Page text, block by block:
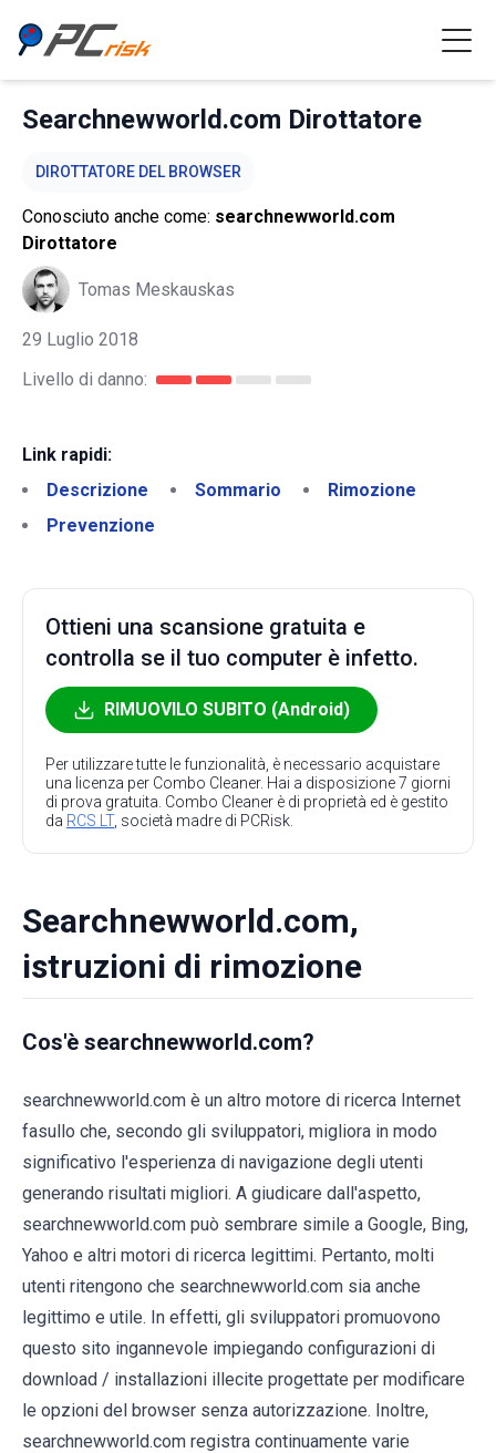
Searchnewworld.com Dirottatore
DIROTTATORE DEL BROWSER
Conosciuto anche come: searchnewworld.com
Dirottatore
Tomas Meskauskas
29 Luglio 2018
Livello di danno:
Link rapidi:
Descrizione
Sommario
Rimozione
Prevenzione
Ottieni una scansione gratuita e
controlla se il tuo computer è infetto.
RIMUOVILO SUBITO (Android)
Per utilizzare tutte le funzionalità, è necessario acquistare
una licenza per Combo Cleaner. Hai a disposizione 7 giorni
di prova gratuita. Combo Cleaner è di proprietà ed è gestito
da RCS LT, società madre di PCRisk.
Searchnewworld.com,
istruzioni di rimozione
Cos'è searchnewworld.com?
searchnewworld.com è un altro motore di ricerca Internet
fasullo che, secondo gli sviluppatori, migliora in modo
significativo l'esperienza di navigazione degli utenti
generando risultati migliori. A giudicare dall'aspetto,
searchnewworld.com può sembrare simile a Google, Bing,
Yahoo e altri motori di ricerca legittimi. Pertanto, molti
utenti ritengono che searchnewworld.com sia anche
legittimo e utile. In effetti, gli sviluppatori promuovono
questo sito ingannevole impiegando configurazioni di
download / installazioni illecite progettate per modificare
le opzioni del browser senza autorizzazione. Inoltre,
searchnewworld.com registra continuamente varie